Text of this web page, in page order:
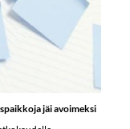
jäi avoimeksi